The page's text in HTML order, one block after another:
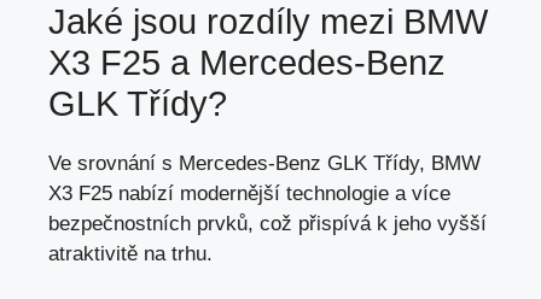
Jaké jsou rozdíly mezi BMW
X3 F25 a Mercedes-Benz
GLK Třídy?
Ve srovnání s Mercedes-Benz GLK Třídy, BMW
X3 F25 nabízí modernější technologie a více
bezpečnostních prvků, což přispívá k jeho vyšší
atraktivitě na trhu.